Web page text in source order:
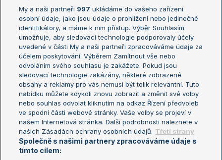
Žebříček ATP (muži)
Žebříček WTA (ženy)
Sázkařský žebříček
Australian Open
French Open
Wimbledon
US Open
Turnaj mistrů
Turnaj mistryň
Aktualní trendy
Fotbalové přestupy
Livesport Daily
LS Prague Open
My a naši partneři 997 ukládáme do vašeho zařízení
osobní údaje, jako jsou údaje o prohlížení nebo jedinečné
identifikátory, a máme k nim přístup. Výběr Souhlasím
umožňuje, aby sledovací technologie podporovaly účely
uvedené v části My a naši partneři zpracováváme údaje za
účelem poskytování. Výběrem Zamítnout vše nebo
odvoláním svého souhlasu je zakážete. Pokud jsou
sledovací technologie zakázány, některé zobrazené
obsahy a reklamy pro vás nemusí být tolik relevantní. Tuto
nabídku můžete kdykoli znovu zobrazit a změnit své volby
nebo souhlas odvolat kliknutím na odkaz Řízení předvoleb
ve spodní části webové stránky. Vaše volby se projeví v
našem Internetová stránka. Další podrobnosti naleznete v
našich Zásadách ochrany osobních údajů. Třetí strany
Společně s našimi partnery zpracováváme údaje s
tímto cílem: